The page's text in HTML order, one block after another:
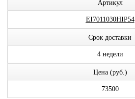
Артикул
EI7011030HIP54
Срок доставки
4 недели
Цена (руб.)
73500